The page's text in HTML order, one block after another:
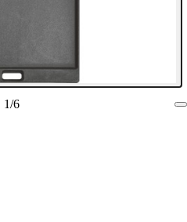
1/6